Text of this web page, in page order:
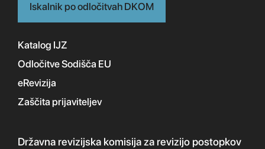
Iskalnik po odločitvah DKOM
Katalog IJZ
Odločitve Sodišča EU
eRevizija
Zaščita prijaviteljev
Državna revizijska komisijaza revizijo postopkov